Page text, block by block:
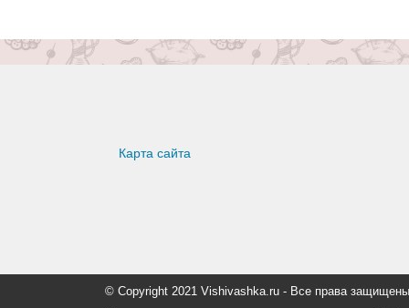
Карта сайта
© Copyright 2021 Vishivashka.ru - Все права